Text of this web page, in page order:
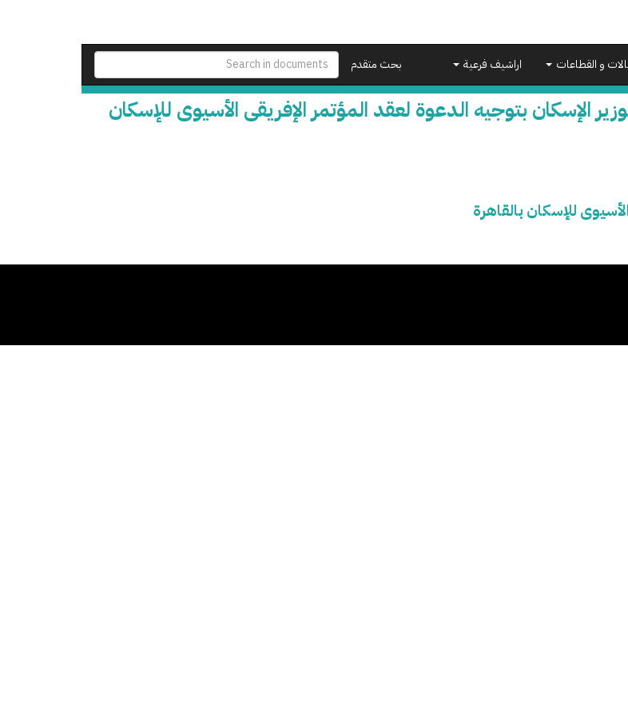
بحث متقدم و القطاعات اراشيف فرعية
الإسكان بتوجيه الدعوة لعقد المؤتمر الإفريقى الأسيوى للإسكان
للإسكان بالقاهرة